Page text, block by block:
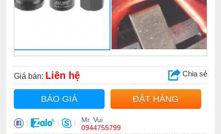
Giá bán: Liên hệ Chia sẻ
BÁO GIÁ ĐẶT HÀNG
| | |
Mr. Vui
0944755799